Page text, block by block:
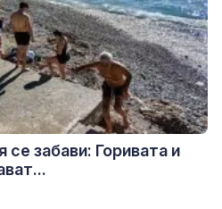
забави: Горивата и